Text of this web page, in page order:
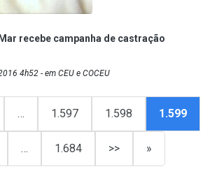
recebe campanha de castração
4h52 - em CEU e COCEU
… 1.597 1.598 1.599
… 1.684 >> »